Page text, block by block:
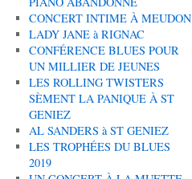
CONCERT INTIME À MEUDON
LADY JANE à RIGNAC
CONFÉRENCE BLUES POUR
UN MILLIER DE JEUNES
LES ROLLING TWISTERS
SÈMENT LA PANIQUE À ST
GENIEZ
AL SANDERS à ST GENIEZ
LES TROPHÉES DU BLUES
2019